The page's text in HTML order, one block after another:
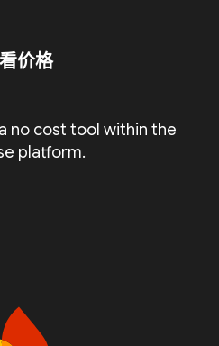
价格
no cost tool within the
platform.